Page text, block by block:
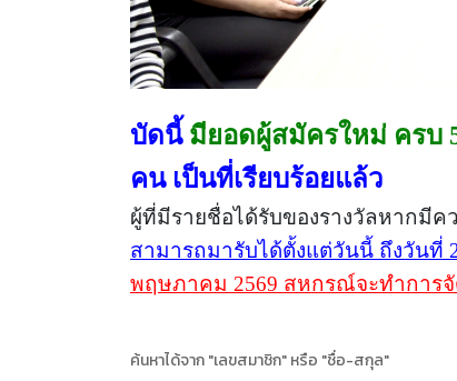
บัดนี้ มียอดผู้สมัครใหม่ ครบ
คน เป็นที่เรียบร้อยแล้ว
ผู้ที่มีรายชื่อได้รับของรางวัลหากมี
สามารถมารับได้ตั้งแต่วันนี้ ถึงวันที่
พฤษภาคม 2569 สหกรณ์จะทำการ
ค้นหาได้จาก "เลขสมาชิก" หรือ "ชื่อ-สกุล"